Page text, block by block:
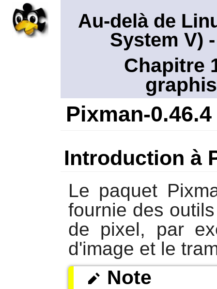
Au-delà de
System V)
Chapitre
Pixman-0.46.4
Introduction à
Le paquet
fournie des
de pixel, par
d'image et le
Note